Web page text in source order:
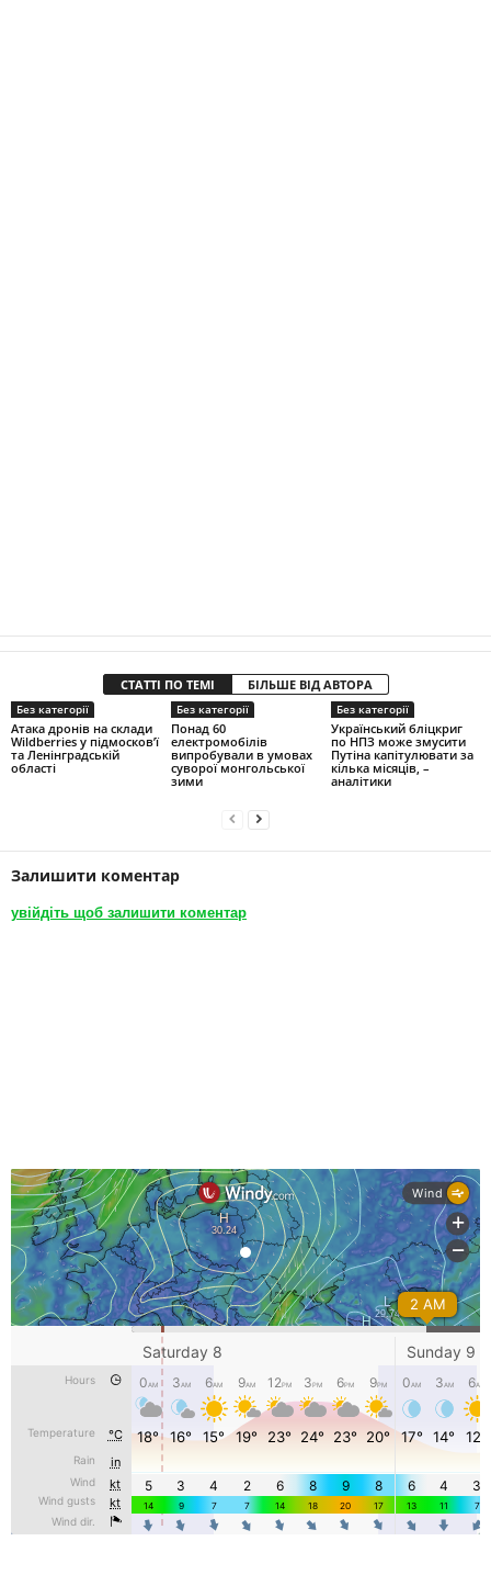
СТАТТІ ПО ТЕМІ БІЛЬШЕ ВІД АВТОРА
Без категорії
Атака дронів на склади
Wildberries у підмосков’ї
та Ленінградській
області
Без категорії
Понад 60
електромобілів
випробували в умовах
суворої монгольської
зими
Без категорії
Український бліцкриг
по НПЗ може змусити
Путіна капітулювати за
кілька місяців, –
аналітики
Залишити коментар
увійдіть щоб залишити коментар